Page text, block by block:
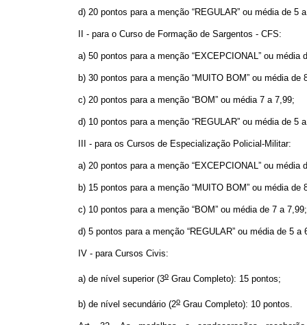
d) 20 pontos para a menção “REGULAR” ou média de 5 a
II - para o Curso de Formação de Sargentos - CFS:
a) 50 pontos para a menção “EXCEPCIONAL” ou média
b) 30 pontos para a menção “MUITO BOM” ou média de
c) 20 pontos para a menção “BOM” ou média 7 a 7,99;
d) 10 pontos para a menção “REGULAR” ou média de 5 a
III - para os Cursos de Especialização Policial-Militar:
a) 20 pontos para a menção “EXCEPCIONAL” ou média
b) 15 pontos para a menção “MUITO BOM” ou média de
c) 10 pontos para a menção “BOM” ou média de 7 a 7,99;
d) 5 pontos para a menção “REGULAR” ou média de 5 a
IV - para Cursos Civis:
a) de nível superior (3o Grau Completo): 15 pontos;
b) de nível secundário (2o Grau Completo): 10 pontos.